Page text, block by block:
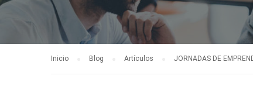
Inicio Blog Artículos JORNADAS DE